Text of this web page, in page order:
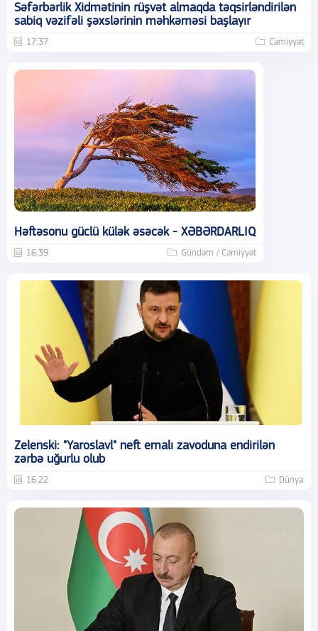
Səfərbərlik Xidmətinin rüşvət almaqda təqsirləndirilən
sabiq vəzifəli şəxslərinin məhkəməsi başlayır
17:37 Cəmiyyət
Həftəsonu güclü külək əsəcək - XƏBƏRDARLIQ
16:39 Gündəm / Cəmiyyət
Zelenski: "Yaroslavl" neft emalı zavoduna endirilən
zərbə uğurlu olub
16:22 Dünya